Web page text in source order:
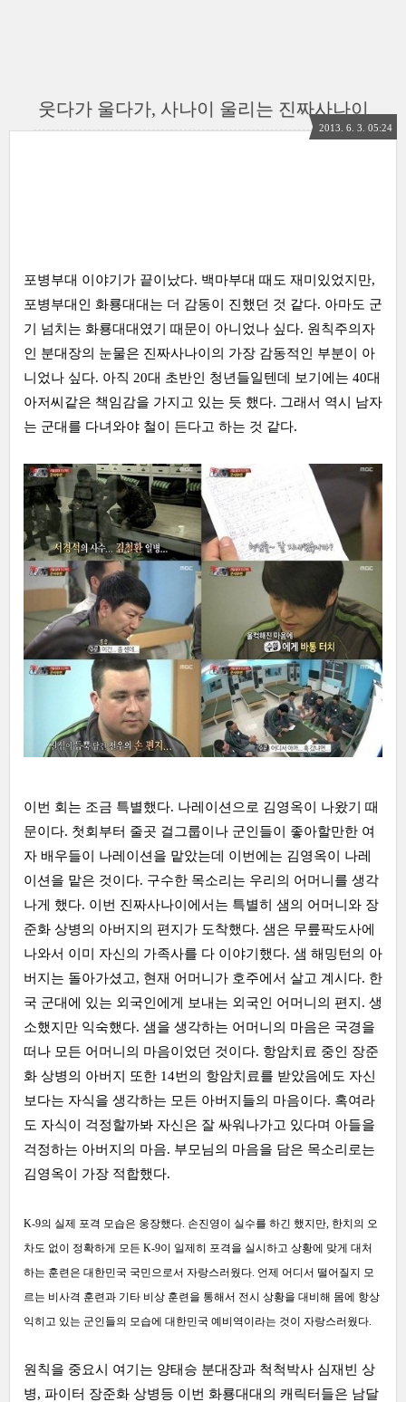
웃다가 울다가, 사나이 울리는 진짜사나이
2013. 6. 3. 05:24
포병부대 이야기가 끝이났다. 백마부대 때도 재미있었지만,
포병부대인 화룡대대는 더 감동이 진했던 것 같다. 아마도 군
기 넘치는 화룡대대였기 때문이 아니었나 싶다. 원칙주의자
인 분대장의 눈물은 진짜사나이의 가장 감동적인 부분이 아
니었나 싶다. 아직 20대 초반인 청년들일텐데 보기에는 40대
아저씨같은 책임감을 가지고 있는 듯 했다. 그래서 역시 남자
는 군대를 다녀와야 철이 든다고 하는 것 같다.
이번 회는 조금 특별했다. 나레이션으로 김영옥이 나왔기 때
문이다. 첫회부터 줄곳 걸그룹이나 군인들이 좋아할만한 여
자 배우들이 나레이션을 맡았는데 이번에는 김영옥이 나레
이션을 맡은 것이다. 구수한 목소리는 우리의 어머니를 생각
나게 했다. 이번 진짜사나이에서는 특별히 샘의 어머니와 장
준화 상병의 아버지의 편지가 도착했다. 샘은 무릎팍도사에
나와서 이미 자신의 가족사를 다 이야기했다. 샘 해밍턴의 아
버지는 돌아가셨고, 현재 어머니가 호주에서 살고 계시다. 한
국 군대에 있는 외국인에게 보내는 외국인 어머니의 편지. 생
소했지만 익숙했다. 샘을 생각하는 어머니의 마음은 국경을
떠나 모든 어머니의 마음이었던 것이다. 항암치료 중인 장준
화 상병의 아버지 또한 14번의 항암치료를 받았음에도 자신
보다는 자식을 생각하는 모든 아버지들의 마음이다. 혹여라
도 자식이 걱정할까봐 자신은 잘 싸워나가고 있다며 아들을
걱정하는 아버지의 마음. 부모님의 마음을 담은 목소리로는
김영옥이 가장 적합했다.
K-9의 실제 포격 모습은 웅장했다. 손진영이 실수를 하긴 했지만, 한치의 오
차도 없이 정확하게 모든 K-9이 일제히 포격을 실시하고 상황에 맞게 대처
하는 훈련은 대한민국 국민으로서 자랑스러웠다. 언제 어디서 떨어질지 모
르는 비사격 훈련과 기타 비상 훈련을 통해서 전시 상황을 대비해 몸에 항상
익히고 있는 군인들의 모습에 대한민국 예비역이라는 것이 자랑스러웠다.
원칙을 중요시 여기는 양태승 분대장과 척척박사 심재빈 상
병, 파이터 장준화 상병등 이번 화룡대대의 캐릭터들은 남달